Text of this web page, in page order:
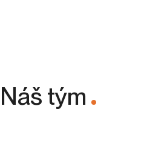
Náš tým
.